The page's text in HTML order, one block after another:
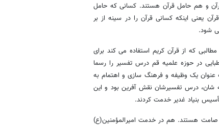
و هم حامل قرآن هستند. کسانی که حامل
یعنی اینکه کسانی قرآن را در سینه از بر
شود.
که از قرآن کریم استفاده می کند برای
در حوزه علمیه قم درس تفسیر را رسما
عنوان یک وظیفه و فرهنگ سازی و اهتمام به
شان، درس تفسیرشان نقش آفرین بود و این
بنیاد غدیر خدمت کردند.
صامت هستند. هم در خدمت امیرالمؤمنین(ع)